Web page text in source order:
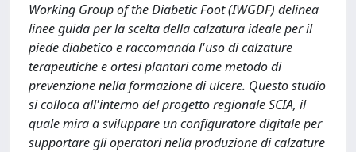
Working Group of the Diabetic Foot (IWGDF) delinea
linee guida per la scelta della calzatura ideale per il
piede diabetico e raccomanda l'uso di calzature
terapeutiche e ortesi plantari come metodo di
prevenzione nella formazione di ulcere. Questo studio
si colloca all'interno del progetto regionale SCIA, il
quale mira a sviluppare un configuratore digitale per
supportare gli operatori nella produzione di calzature